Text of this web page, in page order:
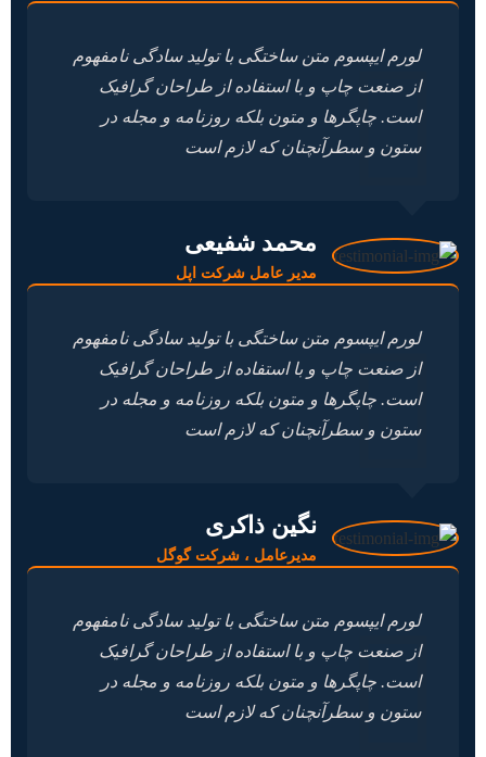
لورم ایپسوم متن ساختگی با تولید سادگی نامفهوم
از صنعت چاپ و با استفاده از طراحان گرافیک
است. چاپگرها و متون بلکه روزنامه و مجله در
ستون و سطرآنچنان که لازم است
محمد شفیعی
مدیر عامل شرکت اپل
لورم ایپسوم متن ساختگی با تولید سادگی نامفهوم
از صنعت چاپ و با استفاده از طراحان گرافیک
است. چاپگرها و متون بلکه روزنامه و مجله در
ستون و سطرآنچنان که لازم است
نگین ذاکری
مدیرعامل ، شرکت گوگل
لورم ایپسوم متن ساختگی با تولید سادگی نامفهوم
از صنعت چاپ و با استفاده از طراحان گرافیک
است. چاپگرها و متون بلکه روزنامه و مجله در
ستون و سطرآنچنان که لازم است